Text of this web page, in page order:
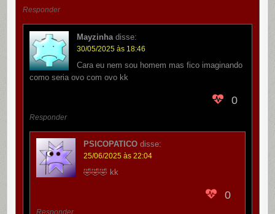
Responder
Mayzinha disse:
30/05/2025 às 18:46
Cara eu nem sou homem mas fico imaginando
como seria ovo com ovo kk
0
Responder
PSICOPATICO disse:
25/06/2025 às 22:04
🤣🤣🤣 kk
0
Responder